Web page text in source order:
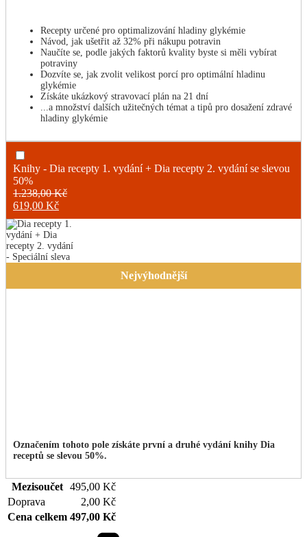
Recepty určené pro optimalizování hladiny glykémie
Návod, jak ušetřit až 32% při nákupu potravin
Naučíte se, podle jakých faktorů kvality byste si měli vybírat
potraviny
Dozvíte se, jak zvolit velikost porcí pro optimální hladinu
glykémie
Získáte ukázkový stravovací plán na 21 dní
...a množství dalších užitečných témat a tipů pro dosažení zdravé
hladiny glykémie
Knihy - Dia recepty 1. vydání + Dia recepty 2. vydání se slevou
50%
1.238,00Kč
Původní
cena
byla:
1.238,00 Kč.
619,00 Kč
Aktuální
cena
je:
619,00 Kč.
Nejvýhodnější
Označením tohoto pole získáte první a druhé vydání knihy Dia
receptů se slevou 50%.
Mezisoučet 495,00 Kč
Doprava
2,00 Kč
Cena celkem 497,00 Kč